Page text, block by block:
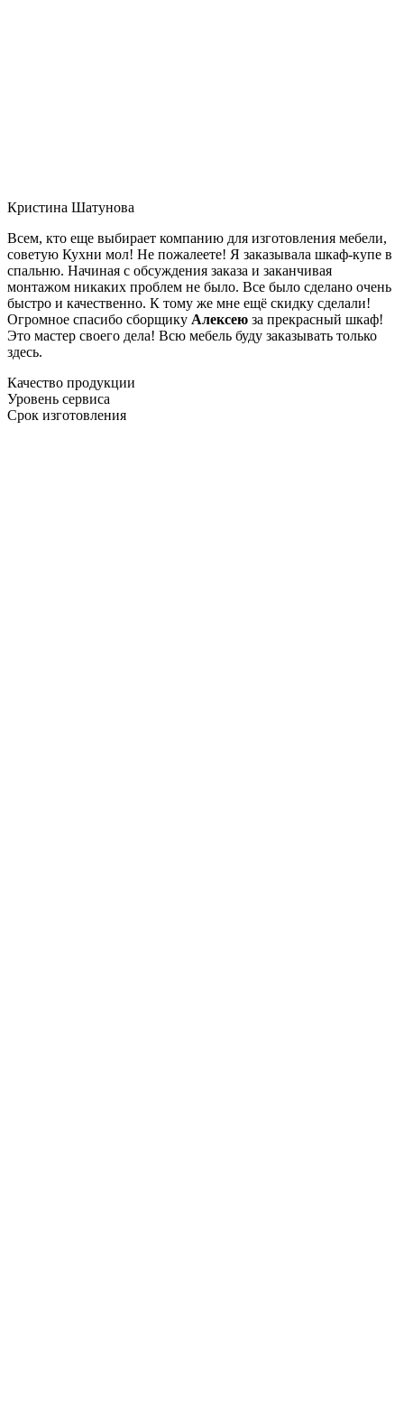
Кристина Шатунова
Всем, кто еще выбирает компанию для изготовления мебели,
советую Кухни мол! Не пожалеете! Я заказывала шкаф-купе в
спальню. Начиная с обсуждения заказа и заканчивая
монтажом никаких проблем не было. Все было сделано очень
быстро и качественно. К тому же мне ещё скидку сделали!
Огромное спасибо сборщику Алексею за прекрасный шкаф!
Это мастер своего дела! Всю мебель буду заказывать только
здесь.
Качество продукции
Уровень сервиса
Срок изготовления